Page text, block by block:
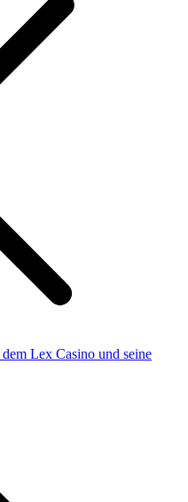
Lex Casino und seine